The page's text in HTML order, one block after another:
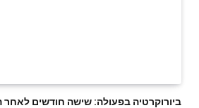
ביורוקרטיה בפעולה: שישה חודשים